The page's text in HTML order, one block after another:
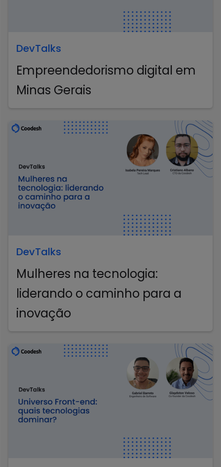
DevTalks
Empreendedorismo digital em
Minas Gerais
DevTalks
Mulheres na tecnologia:
liderando o caminho para a
inovação